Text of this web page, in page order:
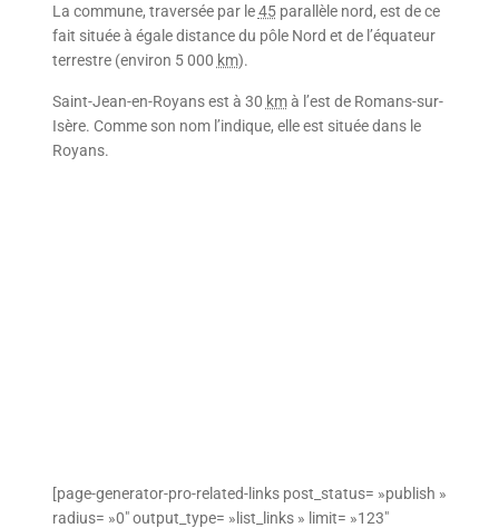
La commune, traversée par le45parallèle nord, est de ce
fait située à égale distance du pôle Nord et de l’équateur
terrestre (environ 5 000 km).
Saint-Jean-en-Royans est à 30 kmà l’est de Romans-sur-
Isère. Comme son nom l’indique, elle est située dans le
Royans.
[page-generator-pro-related-links post_status= »publish »
radius= »0″ output_type= »list_links » limit= »123″